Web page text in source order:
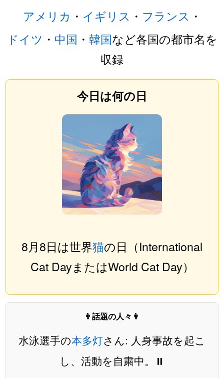
アメリカ ・ イギリス ・ フランス ・
ドイツ ・ 中国 ・ 韓国など各国の都市名を
収録
今日は何の日
8月8日は世界猫の日（International
Cat DayまたはWorld Cat Day）
👨話題の人々👩
水泳選手の本多灯さん: 人身事故を起こ
し、活動を自粛中。⏸️